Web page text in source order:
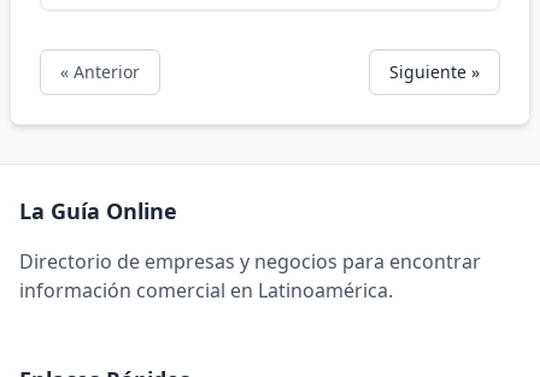
« Anterior Siguiente »
La Guía Online
Directorio de empresas y negocios para encontrar
información comercial en Latinoamérica.